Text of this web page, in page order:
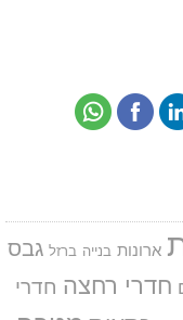
ארונות בנייה ברזל גבס
חדרי רחצה חדרי